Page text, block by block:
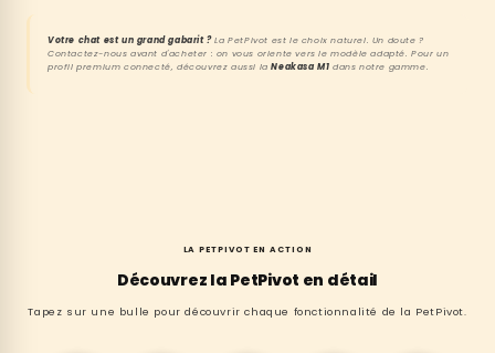
Votre chat est un grand gabarit ?La PetPivot est le choix naturel. Un doute ?
Contactez-nous avant d'acheter : on vous oriente vers le modèle adapté. Pour un
profil premium connecté, découvrez aussi laNeakasa M1 dans notre gamme.
LA PETPIVOT EN ACTION
Découvrez la PetPivot en détail
Tapez sur une bulle pour découvrir chaque fonctionnalité de la PetPivot.